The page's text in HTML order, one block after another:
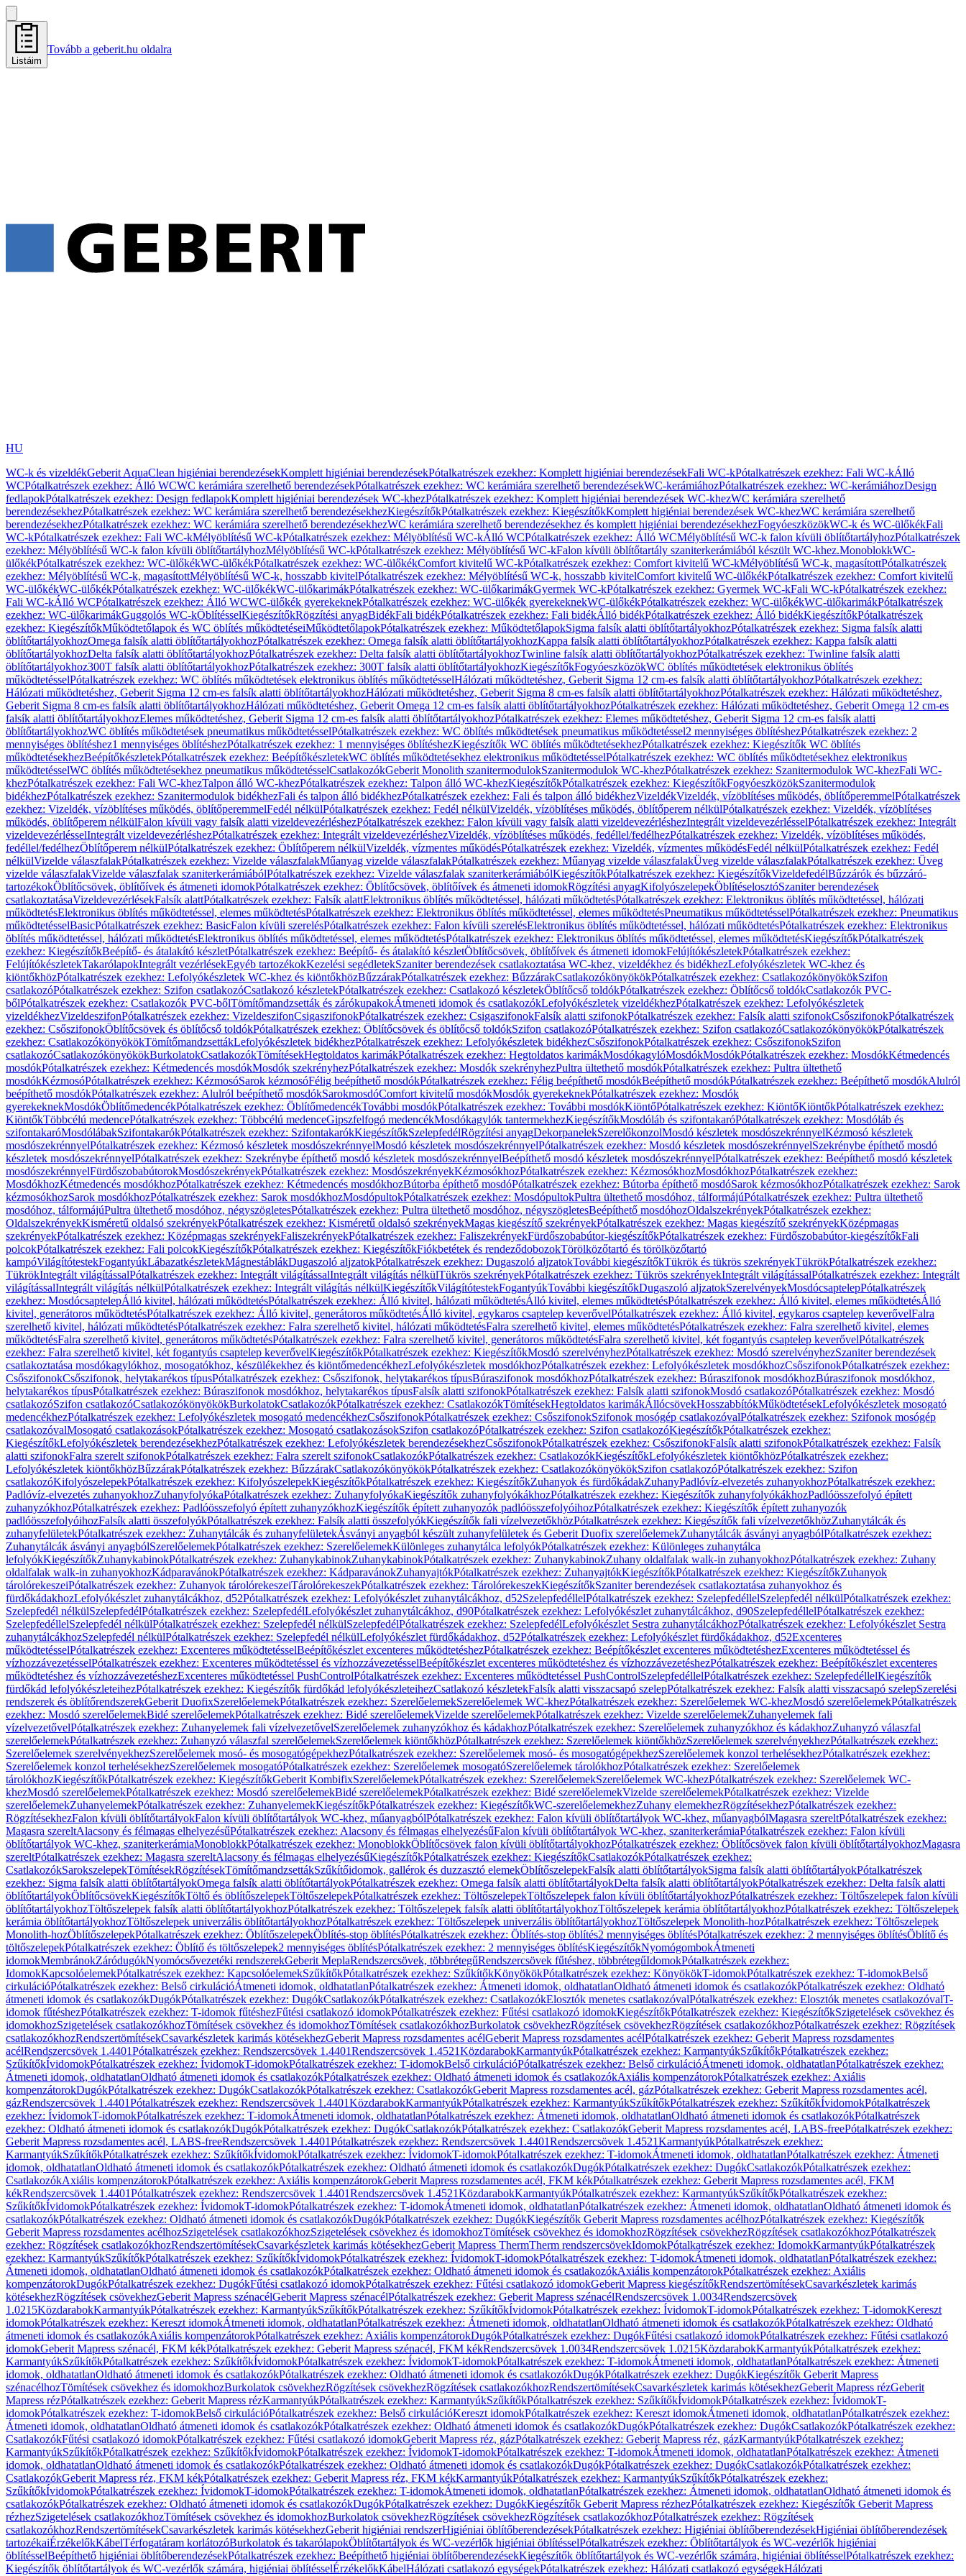
Listáim
Tovább a geberit.hu oldalra
HU
WC-k és vizeldékGeberit AquaClean higiéniai berendezésekKomplett higiéniai berendezésekPótalkatrészek ezekhez: Komplett higiéniai berendezésekFali WC-kPótalkatrészek ezekhez: Fali WC-kÁlló
WCPótalkatrészek ezekhez: Álló WCWC kerámiára szerelhető berendezésekPótalkatrészek ezekhez: WC kerámiára szerelhető berendezésekWC-kerámiáhozPótalkatrészek ezekhez: WC-kerámiáhozDesign
fedlapokPótalkatrészek ezekhez: Design fedlapokKomplett higiéniai berendezések WC-khezPótalkatrészek ezekhez: Komplett higiéniai berendezések WC-khezWC kerámiára szerelhető
berendezésekhezPótalkatrészek ezekhez: WC kerámiára szerelhető berendezésekhezKiegészítőkPótalkatrészek ezekhez: KiegészítőkKomplett higiéniai berendezések WC-khezWC kerámiára szerelhető
berendezésekhezPótalkatrészek ezekhez: WC kerámiára szerelhető berendezésekhezWC kerámiára szerelhető berendezésekhez és komplett higiéniai berendezésekhezFogyóeszközökWC-k és WC-ülőkékFali
WC-kPótalkatrészek ezekhez: Fali WC-kMélyöblítésű WC-kPótalkatrészek ezekhez: Mélyöblítésű WC-kÁlló WCPótalkatrészek ezekhez: Álló WCMélyöblítésű WC-k falon kívüli öblítőtartályhozPótalkatrészek
ezekhez: Mélyöblítésű WC-k falon kívüli öblítőtartályhozMélyöblítésű WC-kPótalkatrészek ezekhez: Mélyöblítésű WC-kFalon kívüli öblítőtartály szaniterkerámiából készült WC-khez.MonoblokkWC-
ülőkékPótalkatrészek ezekhez: WC-ülőkékWC-ülőkékPótalkatrészek ezekhez: WC-ülőkékComfort kivitelű WC-kPótalkatrészek ezekhez: Comfort kivitelű WC-kMélyöblítésű WC-k, magasítottPótalkatrészek
ezekhez: Mélyöblítésű WC-k, magasítottMélyöblítésű WC-k, hosszabb kivitelPótalkatrészek ezekhez: Mélyöblítésű WC-k, hosszabb kivitelComfort kivitelű WC-ülőkékPótalkatrészek ezekhez: Comfort kivitelű
WC-ülőkékWC-ülőkékPótalkatrészek ezekhez: WC-ülőkékWC-ülőkarimákPótalkatrészek ezekhez: WC-ülőkarimákGyermek WC-kPótalkatrészek ezekhez: Gyermek WC-kFali WC-kPótalkatrészek ezekhez:
Fali WC-kÁlló WCPótalkatrészek ezekhez: Álló WCWC-ülőkék gyerekeknekPótalkatrészek ezekhez: WC-ülőkék gyerekeknekWC-ülőkékPótalkatrészek ezekhez: WC-ülőkékWC-ülőkarimákPótalkatrészek
ezekhez: WC-ülőkarimákGuggolós WC-kÖblítésselKiegészítőkRögzítési anyagBidékFali bidékPótalkatrészek ezekhez: Fali bidékÁlló bidékPótalkatrészek ezekhez: Álló bidékKiegészítőkPótalkatrészek
ezekhez: KiegészítőkMűködtetőlapok és WC öblítés működtetéseiMűködtetőlapokPótalkatrészek ezekhez: MűködtetőlapokSigma falsík alatti öblítőtartályokhozPótalkatrészek ezekhez: Sigma falsík alatti
öblítőtartályokhozOmega falsík alatti öblítőtartályokhozPótalkatrészek ezekhez: Omega falsík alatti öblítőtartályokhozKappa falsík alatti öblítőtartályokhozPótalkatrészek ezekhez: Kappa falsík alatti
öblítőtartályokhozDelta falsík alatti öblítőtartályokhozPótalkatrészek ezekhez: Delta falsík alatti öblítőtartályokhozTwinline falsík alatti öblítőtartályokhozPótalkatrészek ezekhez: Twinline falsík alatti
öblítőtartályokhoz300T falsík alatti öblítőtartályokhozPótalkatrészek ezekhez: 300T falsík alatti öblítőtartályokhozKiegészítőkFogyóeszközökWC öblítés működtetések elektronikus öblítés
működtetésselPótalkatrészek ezekhez: WC öblítés működtetések elektronikus öblítés működtetésselHálózati működtetéshez, Geberit Sigma 12 cm-es falsík alatti öblítőtartályokhozPótalkatrészek ezekhez:
Hálózati működtetéshez, Geberit Sigma 12 cm-es falsík alatti öblítőtartályokhozHálózati működtetéshez, Geberit Sigma 8 cm-es falsík alatti öblítőtartályokhozPótalkatrészek ezekhez: Hálózati működtetéshez,
Geberit Sigma 8 cm-es falsík alatti öblítőtartályokhozHálózati működtetéshez, Geberit Omega 12 cm-es falsík alatti öblítőtartályokhozPótalkatrészek ezekhez: Hálózati működtetéshez, Geberit Omega 12 cm-es
falsík alatti öblítőtartályokhozElemes működtetéshez, Geberit Sigma 12 cm-es falsík alatti öblítőtartályokhozPótalkatrészek ezekhez: Elemes működtetéshez, Geberit Sigma 12 cm-es falsík alatti
öblítőtartályokhozWC öblítés működtetések pneumatikus működtetésselPótalkatrészek ezekhez: WC öblítés működtetések pneumatikus működtetéssel2 mennyiséges öblítéshezPótalkatrészek ezekhez: 2
mennyiséges öblítéshez1 mennyiséges öblítéshezPótalkatrészek ezekhez: 1 mennyiséges öblítéshezKiegészítők WC öblítés működtetésekhezPótalkatrészek ezekhez: Kiegészítők WC öblítés
működtetésekhezBeépítőkészletekPótalkatrészek ezekhez: BeépítőkészletekWC öblítés működtetésekhez elektronikus működtetésselPótalkatrészek ezekhez: WC öblítés működtetésekhez elektronikus
működtetésselWC öblítés működtetésekhez pneumatikus működtetésselCsatlakozókGeberit Monolith szanitermodulokSzanitermodulok WC-khezPótalkatrészek ezekhez: Szanitermodulok WC-khezFali WC-
khezPótalkatrészek ezekhez: Fali WC-khezTalpon álló WC-khezPótalkatrészek ezekhez: Talpon álló WC-khezKiegészítőkPótalkatrészek ezekhez: KiegészítőkFogyóeszközökSzanitermodulok
bidékhezPótalkatrészek ezekhez: Szanitermodulok bidékhezFali és talpon álló bidékhezPótalkatrészek ezekhez: Fali és talpon álló bidékhezVizeldékVizeldék, vízöblítéses működés, öblítőperemmelPótalkatrészek
ezekhez: Vizeldék, vízöblítéses működés, öblítőperemmelFedél nélkülPótalkatrészek ezekhez: Fedél nélkülVizeldék, vízöblítéses működés, öblítőperem nélkülPótalkatrészek ezekhez: Vizeldék, vízöblítéses
működés, öblítőperem nélkülFalon kívüli vagy falsík alatti vizeldevezérléshezPótalkatrészek ezekhez: Falon kívüli vagy falsík alatti vizeldevezérléshezIntegrált vizeldevezérlésselPótalkatrészek ezekhez: Integrált
vizeldevezérlésselIntegrált vizeldevezérléshezPótalkatrészek ezekhez: Integrált vizeldevezérléshezVizeldék, vízöblítéses működés, fedéllel/fedélhezPótalkatrészek ezekhez: Vizeldék, vízöblítéses működés,
fedéllel/fedélhezÖblítőperem nélkülPótalkatrészek ezekhez: Öblítőperem nélkülVizeldék, vízmentes működésPótalkatrészek ezekhez: Vizeldék, vízmentes működésFedél nélkülPótalkatrészek ezekhez: Fedél
nélkülVizelde válaszfalakPótalkatrészek ezekhez: Vizelde válaszfalakMűanyag vizelde válaszfalakPótalkatrészek ezekhez: Műanyag vizelde válaszfalakÜveg vizelde válaszfalakPótalkatrészek ezekhez: Üveg
vizelde válaszfalakVizelde válaszfalak szaniterkerámiábólPótalkatrészek ezekhez: Vizelde válaszfalak szaniterkerámiábólKiegészítőkPótalkatrészek ezekhez: KiegészítőkVizeldefedélBűzzárók és bűzzáró-
tartozékokÖblítőcsövek, öblítőívek és átmeneti idomokPótalkatrészek ezekhez: Öblítőcsövek, öblítőívek és átmeneti idomokRögzítési anyagKifolyószelepekÖblítéselosztóSzaniter berendezések
csatlakoztatásaVizeldevezérlésekFalsík alattPótalkatrészek ezekhez: Falsík alattElektronikus öblítés működtetéssel, hálózati működtetésPótalkatrészek ezekhez: Elektronikus öblítés működtetéssel, hálózati
működtetésElektronikus öblítés működtetéssel, elemes működtetésPótalkatrészek ezekhez: Elektronikus öblítés működtetéssel, elemes működtetésPneumatikus működtetésselPótalkatrészek ezekhez: Pneumatikus
működtetésselBasicPótalkatrészek ezekhez: BasicFalon kívüli szerelésPótalkatrészek ezekhez: Falon kívüli szerelésElektronikus öblítés működtetéssel, hálózati működtetésPótalkatrészek ezekhez: Elektronikus
öblítés működtetéssel, hálózati működtetésElektronikus öblítés működtetéssel, elemes működtetésPótalkatrészek ezekhez: Elektronikus öblítés működtetéssel, elemes működtetésKiegészítőkPótalkatrészek
ezekhez: KiegészítőkBeépítő- és átalakító készletPótalkatrészek ezekhez: Beépítő- és átalakító készletÖblítőcsövek, öblítőívek és átmeneti idomokFelújítókészletekPótalkatrészek ezekhez:
FelújítókészletekTakarólapokIntegrált vezérlésekEgyéb tartozékokKezelési segédletekSzaniter berendezések csatlakoztatása WC-khez, vizeldékhez és bidékhezLefolyókészletek WC-khez és
kiöntőkhözPótalkatrészek ezekhez: Lefolyókészletek WC-khez és kiöntőkhözBűzzárakPótalkatrészek ezekhez: BűzzárakCsatlakozókönyökökPótalkatrészek ezekhez: CsatlakozókönyökökSzifon
csatlakozóPótalkatrészek ezekhez: Szifon csatlakozóCsatlakozó készletekPótalkatrészek ezekhez: Csatlakozó készletekÖblítőcső toldókPótalkatrészek ezekhez: Öblítőcső toldókCsatlakozók PVC-
bőlPótalkatrészek ezekhez: Csatlakozók PVC-bőlTömítőmandzsetták és zárókupakokÁtmeneti idomok és csatlakozókLefolyókészletek vizeldékhezPótalkatrészek ezekhez: Lefolyókészletek
vizeldékhezVizeldeszifonPótalkatrészek ezekhez: VizeldeszifonCsigaszifonokPótalkatrészek ezekhez: CsigaszifonokFalsík alatti szifonokPótalkatrészek ezekhez: Falsík alatti szifonokCsőszifonokPótalkatrészek
ezekhez: CsőszifonokÖblítőcsövek és öblítőcső toldókPótalkatrészek ezekhez: Öblítőcsövek és öblítőcső toldókSzifon csatlakozóPótalkatrészek ezekhez: Szifon csatlakozóCsatlakozókönyökökPótalkatrészek
ezekhez: CsatlakozókönyökökTömítőmandzsettákLefolyókészletek bidékhezPótalkatrészek ezekhez: Lefolyókészletek bidékhezCsőszifonokPótalkatrészek ezekhez: CsőszifonokSzifon
csatlakozóCsatlakozókönyökökBurkolatokCsatlakozókTömítésekHegtoldatos karimákPótalkatrészek ezekhez: Hegtoldatos karimákMosdókagylóMosdókMosdókPótalkatrészek ezekhez: MosdókKétmedencés
mosdókPótalkatrészek ezekhez: Kétmedencés mosdókMosdók szekrényhezPótalkatrészek ezekhez: Mosdók szekrényhezPultra ültethető mosdókPótalkatrészek ezekhez: Pultra ültethető
mosdókKézmosóPótalkatrészek ezekhez: KézmosóSarok kézmosóFélig beépíthető mosdókPótalkatrészek ezekhez: Félig beépíthető mosdókBeépíthető mosdókPótalkatrészek ezekhez: Beépíthető mosdókAlulról
beépíthető mosdókPótalkatrészek ezekhez: Alulról beépíthető mosdókSarokmosdóComfort kivitelű mosdókMosdók gyerekeknekPótalkatrészek ezekhez: Mosdók
gyerekeknekMosdókÖblítőmedencékPótalkatrészek ezekhez: ÖblítőmedencékTovábbi mosdókPótalkatrészek ezekhez: További mosdókKiöntőPótalkatrészek ezekhez: KiöntőKiöntőkPótalkatrészek ezekhez:
KiöntőkTöbbcélú medencePótalkatrészek ezekhez: Többcélú medenceGipszfelfogó medencékMosdókagylók tantermekhezKiegészítőkMosdóláb és szifontakaróPótalkatrészek ezekhez: Mosdóláb és
szifontakaróMosdólábakSzifontakarókPótalkatrészek ezekhez: SzifontakarókKiegészítőkSzelepfedélRögzítési anyagDekorpanelekSzerelőkonzolMosdó készletek mosdószekrénnyelKézmosó készletek
mosdószekrénnyelPótalkatrészek ezekhez: Kézmosó készletek mosdószekrénnyelMosdó készletek mosdószekrénnyelPótalkatrészek ezekhez: Mosdó készletek mosdószekrénnyelSzekrénybe építhető mosdó
készletek mosdószekrénnyelPótalkatrészek ezekhez: Szekrénybe építhető mosdó készletek mosdószekrénnyelBeépíthető mosdó készletek mosdószekrénnyelPótalkatrészek ezekhez: Beépíthető mosdó készletek
mosdószekrénnyelFürdőszobabútorokMosdószekrényekPótalkatrészek ezekhez: MosdószekrényekKézmosókhozPótalkatrészek ezekhez: KézmosókhozMosdókhozPótalkatrészek ezekhez:
MosdókhozKétmedencés mosdókhozPótalkatrészek ezekhez: Kétmedencés mosdókhozBútorba építhető mosdóPótalkatrészek ezekhez: Bútorba építhető mosdóSarok kézmosókhozPótalkatrészek ezekhez: Sarok
kézmosókhozSarok mosdókhozPótalkatrészek ezekhez: Sarok mosdókhozMosdópultokPótalkatrészek ezekhez: MosdópultokPultra ültethető mosdóhoz, tálformájúPótalkatrészek ezekhez: Pultra ültethető
mosdóhoz, tálformájúPultra ültethető mosdóhoz, négyszögletesPótalkatrészek ezekhez: Pultra ültethető mosdóhoz, négyszögletesBeépíthető mosdóhozOldalszekrényekPótalkatrészek ezekhez:
OldalszekrényekKisméretű oldalsó szekrényekPótalkatrészek ezekhez: Kisméretű oldalsó szekrényekMagas kiegészítő szekrényekPótalkatrészek ezekhez: Magas kiegészítő szekrényekKözépmagas
szekrényekPótalkatrészek ezekhez: Középmagas szekrényekFaliszekrényekPótalkatrészek ezekhez: FaliszekrényekFürdőszobabútor-kiegészítőkPótalkatrészek ezekhez: Fürdőszobabútor-kiegészítőkFali
polcokPótalkatrészek ezekhez: Fali polcokKiegészítőkPótalkatrészek ezekhez: KiegészítőkFiókbetétek és rendeződobozokTörölközőtartó és törölközőtartó
kampóVilágítótestekFogantyúkLábazatkészletekMágnestáblákDugaszoló aljzatokPótalkatrészek ezekhez: Dugaszoló aljzatokTovábbi kiegészítőkTükrök és tükrös szekrényekTükrökPótalkatrészek ezekhez:
TükrökIntegrált világítássalPótalkatrészek ezekhez: Integrált világítássalIntegrált világítás nélkülTükrös szekrényekPótalkatrészek ezekhez: Tükrös szekrényekIntegrált világítássalPótalkatrészek ezekhez: Integrált
világítássalIntegrált világítás nélkülPótalkatrészek ezekhez: Integrált világítás nélkülKiegészítőkVilágítótestekFogantyúkTovábbi kiegészítőkDugaszoló aljzatokSzerelvényekMosdócsaptelepPótalkatrészek
ezekhez: MosdócsaptelepÁlló kivitel, hálózati működtetésPótalkatrészek ezekhez: Álló kivitel, hálózati működtetésÁlló kivitel, elemes működtetésPótalkatrészek ezekhez: Álló kivitel, elemes működtetésÁlló
kivitel, generátoros működtetésPótalkatrészek ezekhez: Álló kivitel, generátoros működtetésÁlló kivitel, egykaros csaptelep keverővelPótalkatrészek ezekhez: Álló kivitel, egykaros csaptelep keverővelFalra
szerelhető kivitel, hálózati működtetésPótalkatrészek ezekhez: Falra szerelhető kivitel, hálózati működtetésFalra szerelhető kivitel, elemes működtetésPótalkatrészek ezekhez: Falra szerelhető kivitel, elemes
működtetésFalra szerelhető kivitel, generátoros működtetésPótalkatrészek ezekhez: Falra szerelhető kivitel, generátoros működtetésFalra szerelhető kivitel, két fogantyús csaptelep keverővelPótalkatrészek
ezekhez: Falra szerelhető kivitel, két fogantyús csaptelep keverővelKiegészítőkPótalkatrészek ezekhez: KiegészítőkMosdó szerelvényhezPótalkatrészek ezekhez: Mosdó szerelvényhezSzaniter berendezések
csatlakoztatása mosdókagylókhoz, mosogatókhoz, készülékekhez és kiöntőmedencékhezLefolyókészletek mosdókhozPótalkatrészek ezekhez: Lefolyókészletek mosdókhozCsőszifonokPótalkatrészek ezekhez:
CsőszifonokCsőszifonok, helytakarékos típusPótalkatrészek ezekhez: Csőszifonok, helytakarékos típusBúraszifonok mosdókhozPótalkatrészek ezekhez: Búraszifonok mosdókhozBúraszifonok mosdókhoz,
helytakarékos típusPótalkatrészek ezekhez: Búraszifonok mosdókhoz, helytakarékos típusFalsík alatti szifonokPótalkatrészek ezekhez: Falsík alatti szifonokMosdó csatlakozóPótalkatrészek ezekhez: Mosdó
csatlakozóSzifon csatlakozóCsatlakozókönyökökBurkolatokCsatlakozókPótalkatrészek ezekhez: CsatlakozókTömítésekHegtoldatos karimákÁllócsövekHosszabbítókMűködtetésekLefolyókészletek mosogató
medencékhezPótalkatrészek ezekhez: Lefolyókészletek mosogató medencékhezCsőszifonokPótalkatrészek ezekhez: CsőszifonokSzifonok mosógép csatlakozóvalPótalkatrészek ezekhez: Szifonok mosógép
csatlakozóvalMosogató csatlakozásokPótalkatrészek ezekhez: Mosogató csatlakozásokSzifon csatlakozóPótalkatrészek ezekhez: Szifon csatlakozóKiegészítőkPótalkatrészek ezekhez:
KiegészítőkLefolyókészletek berendezésekhezPótalkatrészek ezekhez: Lefolyókészletek berendezésekhezCsőszifonokPótalkatrészek ezekhez: CsőszifonokFalsík alatti szifonokPótalkatrészek ezekhez: Falsík
alatti szifonokFalra szerelt szifonokPótalkatrészek ezekhez: Falra szerelt szifonokCsatlakozókPótalkatrészek ezekhez: CsatlakozókKiegészítőkLefolyókészletek kiöntőkhözPótalkatrészek ezekhez:
Lefolyókészletek kiöntőkhözBűzzárakPótalkatrészek ezekhez: BűzzárakCsatlakozókönyökökPótalkatrészek ezekhez: CsatlakozókönyökökSzifon csatlakozóPótalkatrészek ezekhez: Szifon
csatlakozóKifolyószelepekPótalkatrészek ezekhez: KifolyószelepekKiegészítőkPótalkatrészek ezekhez: KiegészítőkZuhanyok és fürdőkádakZuhanyPadlóvíz-elvezetés zuhanyokhozPótalkatrészek ezekhez:
Padlóvíz-elvezetés zuhanyokhozZuhanyfolyókaPótalkatrészek ezekhez: ZuhanyfolyókaKiegészítők zuhanyfolyókákhozPótalkatrészek ezekhez: Kiegészítők zuhanyfolyókákhozPadlóösszefolyó épített
zuhanyzókhozPótalkatrészek ezekhez: Padlóösszefolyó épített zuhanyzókhozKiegészítők épített zuhanyozók padlóösszefolyóihozPótalkatrészek ezekhez: Kiegészítők épített zuhanyozók
padlóösszefolyóihozFalsík alatti összefolyókPótalkatrészek ezekhez: Falsík alatti összefolyókKiegészítők fali vízelvezetőkhözPótalkatrészek ezekhez: Kiegészítők fali vízelvezetőkhözZuhanytálcák és
zuhanyfelületekPótalkatrészek ezekhez: Zuhanytálcák és zuhanyfelületekÁsványi anyagból készült zuhanyfelületek és Geberit Duofix szerelőelemekZuhanytálcák ásványi anyagbólPótalkatrészek ezekhez:
Zuhanytálcák ásványi anyagbólSzerelőelemekPótalkatrészek ezekhez: SzerelőelemekKülönleges zuhanytálca lefolyókPótalkatrészek ezekhez: Különleges zuhanytálca
lefolyókKiegészítőkZuhanykabinokPótalkatrészek ezekhez: ZuhanykabinokZuhanykabinokPótalkatrészek ezekhez: ZuhanykabinokZuhany oldalfalak walk-in zuhanyokhozPótalkatrészek ezekhez: Zuhany
oldalfalak walk-in zuhanyokhozKádparavánokPótalkatrészek ezekhez: KádparavánokZuhanyajtókPótalkatrészek ezekhez: ZuhanyajtókKiegészítőkPótalkatrészek ezekhez: KiegészítőkZuhanyok
tárolórekeszeiPótalkatrészek ezekhez: Zuhanyok tárolórekeszeiTárolórekeszekPótalkatrészek ezekhez: TárolórekeszekKiegészítőkSzaniter berendezések csatlakoztatása zuhanyokhoz és
fürdőkádakhozLefolyókészlet zuhanytálcákhoz, d52Pótalkatrészek ezekhez: Lefolyókészlet zuhanytálcákhoz, d52SzelepfedéllelPótalkatrészek ezekhez: SzelepfedéllelSzelepfedél nélkülPótalkatrészek ezekhez:
Szelepfedél nélkülSzelepfedélPótalkatrészek ezekhez: SzelepfedélLefolyókészlet zuhanytálcákhoz, d90Pótalkatrészek ezekhez: Lefolyókészlet zuhanytálcákhoz, d90SzelepfedéllelPótalkatrészek ezekhez:
SzelepfedéllelSzelepfedél nélkülPótalkatrészek ezekhez: Szelepfedél nélkülSzelepfedélPótalkatrészek ezekhez: SzelepfedélLefolyókészlet Sestra zuhanytálcákhozPótalkatrészek ezekhez: Lefolyókészlet Sestra
zuhanytálcákhozSzelepfedél nélkülPótalkatrészek ezekhez: Szelepfedél nélkülLefolyókészlet fürdőkádakhoz, d52Pótalkatrészek ezekhez: Lefolyókészlet fürdőkádakhoz, d52Excenteres
működtetésselPótalkatrészek ezekhez: Excenteres működtetésselBeépítőkészlet excenteres működtetéshezPótalkatrészek ezekhez: Beépítőkészlet excenteres működtetéshezExcenteres működtetéssel és
vízhozzávezetésselPótalkatrészek ezekhez: Excenteres működtetéssel és vízhozzávezetésselBeépítőkészlet excenteres működtetéshez és vízhozzávezetéshezPótalkatrészek ezekhez: Beépítőkészlet excenteres
működtetéshez és vízhozzávezetéshezExcenteres működtetéssel PushControlPótalkatrészek ezekhez: Excenteres működtetéssel PushControlSzelepfedéllelPótalkatrészek ezekhez: SzelepfedéllelKiegészítők
fürdőkád lefolyókészleteihezPótalkatrészek ezekhez: Kiegészítők fürdőkád lefolyókészleteihezCsatlakozó készletekFalsík alatti visszacsapó szelepPótalkatrészek ezekhez: Falsík alatti visszacsapó szelepSzerelési
rendszerek és öblítőrendszerekGeberit DuofixSzerelőelemekPótalkatrészek ezekhez: SzerelőelemekSzerelőelemek WC-khezPótalkatrészek ezekhez: Szerelőelemek WC-khezMosdó szerelőelemekPótalkatrészek
ezekhez: Mosdó szerelőelemekBidé szerelőelemekPótalkatrészek ezekhez: Bidé szerelőelemekVizelde szerelőelemekPótalkatrészek ezekhez: Vizelde szerelőelemekZuhanyelemek fali
vízelvezetővelPótalkatrészek ezekhez: Zuhanyelemek fali vízelvezetővelSzerelőelemek zuhanyzókhoz és kádakhozPótalkatrészek ezekhez: Szerelőelemek zuhanyzókhoz és kádakhozZuhanyzó válaszfal
szerelőelemekPótalkatrészek ezekhez: Zuhanyzó válaszfal szerelőelemekSzerelőelemek kiöntőkhözPótalkatrészek ezekhez: Szerelőelemek kiöntőkhözSzerelőelemek szerelvényekhezPótalkatrészek ezekhez:
Szerelőelemek szerelvényekhezSzerelőelemek mosó- és mosogatógépekhezPótalkatrészek ezekhez: Szerelőelemek mosó- és mosogatógépekhezSzerelőelemek konzol terhelésekhezPótalkatrészek ezekhez:
Szerelőelemek konzol terhelésekhezSzerelőelemek mosogatóPótalkatrészek ezekhez: Szerelőelemek mosogatóSzerelőelemek tárolókhozPótalkatrészek ezekhez: Szerelőelemek
tárolókhozKiegészítőkPótalkatrészek ezekhez: KiegészítőkGeberit KombifixSzerelőelemekPótalkatrészek ezekhez: SzerelőelemekSzerelőelemek WC-khezPótalkatrészek ezekhez: Szerelőelemek WC-
khezMosdó szerelőelemekPótalkatrészek ezekhez: Mosdó szerelőelemekBidé szerelőelemekPótalkatrészek ezekhez: Bidé szerelőelemekVizelde szerelőelemekPótalkatrészek ezekhez: Vizelde
szerelőelemekZuhanyelemekPótalkatrészek ezekhez: ZuhanyelemekKiegészítőkPótalkatrészek ezekhez: KiegészítőkWC-szerelőelemekhezZuhany elemekhezRögzítésekhezPótalkatrészek ezekhez:
RögzítésekhezFalon kívüli öblítőtartályokFalon kívüli öblítőtartályok WC-khez, műanyagbólPótalkatrészek ezekhez: Falon kívüli öblítőtartályok WC-khez, műanyagbólMagasra szereltPótalkatrészek ezekhez:
Magasra szereltAlacsony és félmagas elhelyezésűPótalkatrészek ezekhez: Alacsony és félmagas elhelyezésűFalon kívüli öblítőtartályok WC-khez, szaniterkerámiaPótalkatrészek ezekhez: Falon kívüli
öblítőtartályok WC-khez, szaniterkerámiaMonoblokkPótalkatrészek ezekhez: MonoblokkÖblítőcsövek falon kívüli öblítőtartályokhozPótalkatrészek ezekhez: Öblítőcsövek falon kívüli öblítőtartályokhozMagasra
szereltPótalkatrészek ezekhez: Magasra szereltAlacsony és félmagas elhelyezésűKiegészítőkPótalkatrészek ezekhez: KiegészítőkCsatlakozókPótalkatrészek ezekhez:
CsatlakozókSarokszelepekTömítésekRögzítésekTömítőmandzsettákSzűkítőidomok, gallérok és duzzasztó elemekÖblítőszelepekFalsík alatti öblítőtartályokSigma falsík alatti öblítőtartályokPótalkatrészek
ezekhez: Sigma falsík alatti öblítőtartályokOmega falsík alatti öblítőtartályokPótalkatrészek ezekhez: Omega falsík alatti öblítőtartályokDelta falsík alatti öblítőtartályokPótalkatrészek ezekhez: Delta falsík alatti
öblítőtartályokÖblítőcsövekKiegészítőkTöltő és öblítőszelepekTöltőszelepekPótalkatrészek ezekhez: TöltőszelepekTöltőszelepek falon kívüli öblítőtartályokhozPótalkatrészek ezekhez: Töltőszelepek falon kívüli
öblítőtartályokhozTöltőszelepek falsík alatti öblítőtartályokhozPótalkatrészek ezekhez: Töltőszelepek falsík alatti öblítőtartályokhozTöltőszelepek kerámia öblítőtartályokhozPótalkatrészek ezekhez: Töltőszelepek
kerámia öblítőtartályokhozTöltőszelepek univerzális öblítőtartályokhozPótalkatrészek ezekhez: Töltőszelepek univerzális öblítőtartályokhozTöltőszelepek Monolith-hozPótalkatrészek ezekhez: Töltőszelepek
Monolith-hozÖblítőszelepekPótalkatrészek ezekhez: ÖblítőszelepekÖblítés-stop öblítésPótalkatrészek ezekhez: Öblítés-stop öblítés2 mennyiséges öblítésPótalkatrészek ezekhez: 2 mennyiséges öblítésÖblítő és
töltőszelepekPótalkatrészek ezekhez: Öblítő és töltőszelepek2 mennyiséges öblítésPótalkatrészek ezekhez: 2 mennyiséges öblítésKiegészítőkNyomógombokÁtmeneti
idomokMembránokZáródugókNyomócsővezetéki rendszerekGeberit MeplaRendszercsövek, többrétegűRendszercsövek fűtéshez, többrétegűIdomokPótalkatrészek ezekhez:
IdomokKapcsolóelemekPótalkatrészek ezekhez: KapcsolóelemekSzűkítőkPótalkatrészek ezekhez: SzűkítőkKönyökökPótalkatrészek ezekhez: KönyökökT-idomokPótalkatrészek ezekhez: T-idomokBelső
cirkulációPótalkatrészek ezekhez: Belső cirkulációÁtmeneti idomok, oldhatatlanPótalkatrészek ezekhez: Átmeneti idomok, oldhatatlanOldható átmeneti idomok és csatlakozókPótalkatrészek ezekhez: Oldható
átmeneti idomok és csatlakozókDugókPótalkatrészek ezekhez: DugókCsatlakozókPótalkatrészek ezekhez: CsatlakozókElosztók menetes csatlakozóvalPótalkatrészek ezekhez: Elosztók menetes csatlakozóvalT-
idomok fűtéshezPótalkatrészek ezekhez: T-idomok fűtéshezFűtési csatlakozó idomokPótalkatrészek ezekhez: Fűtési csatlakozó idomokKiegészítőkPótalkatrészek ezekhez: KiegészítőkSzigetelések csövekhez és
idomokhozSzigetelések csatlakozókhozTömítések csövekhez és idomokhozTömítések csatlakozókhozBurkolatok csövekhezRögzítések csövekhezRögzítések csatlakozókhozPótalkatrészek ezekhez: Rögzítések
csatlakozókhozRendszertömítésekCsavarkészletek karimás kötésekhezGeberit Mapress rozsdamentes acélGeberit Mapress rozsdamentes acélPótalkatrészek ezekhez: Geberit Mapress rozsdamentes
acélRendszercsövek 1.4401Pótalkatrészek ezekhez: Rendszercsövek 1.4401Rendszercsövek 1.4521KözdarabokKarmantyúkPótalkatrészek ezekhez: KarmantyúkSzűkítőkPótalkatrészek ezekhez:
SzűkítőkÍvidomokPótalkatrészek ezekhez: ÍvidomokT-idomokPótalkatrészek ezekhez: T-idomokBelső cirkulációPótalkatrészek ezekhez: Belső cirkulációÁtmeneti idomok, oldhatatlanPótalkatrészek ezekhez:
Átmeneti idomok, oldhatatlanOldható átmeneti idomok és csatlakozókPótalkatrészek ezekhez: Oldható átmeneti idomok és csatlakozókAxiális kompenzátorokPótalkatrészek ezekhez: Axiális
kompenzátorokDugókPótalkatrészek ezekhez: DugókCsatlakozókPótalkatrészek ezekhez: CsatlakozókGeberit Mapress rozsdamentes acél, gázPótalkatrészek ezekhez: Geberit Mapress rozsdamentes acél,
gázRendszercsövek 1.4401Pótalkatrészek ezekhez: Rendszercsövek 1.4401KözdarabokKarmantyúkPótalkatrészek ezekhez: KarmantyúkSzűkítőkPótalkatrészek ezekhez: SzűkítőkÍvidomokPótalkatrészek
ezekhez: ÍvidomokT-idomokPótalkatrészek ezekhez: T-idomokÁtmeneti idomok, oldhatatlanPótalkatrészek ezekhez: Átmeneti idomok, oldhatatlanOldható átmeneti idomok és csatlakozókPótalkatrészek
ezekhez: Oldható átmeneti idomok és csatlakozókDugókPótalkatrészek ezekhez: DugókCsatlakozókPótalkatrészek ezekhez: CsatlakozókGeberit Mapress rozsdamentes acél, LABS-freePótalkatrészek ezekhez:
Geberit Mapress rozsdamentes acél, LABS-freeRendszercsövek 1.4401Pótalkatrészek ezekhez: Rendszercsövek 1.4401Rendszercsövek 1.4521KarmantyúkPótalkatrészek ezekhez:
KarmantyúkSzűkítőkPótalkatrészek ezekhez: SzűkítőkÍvidomokPótalkatrészek ezekhez: ÍvidomokT-idomokPótalkatrészek ezekhez: T-idomokÁtmeneti idomok, oldhatatlanPótalkatrészek ezekhez: Átmeneti
idomok, oldhatatlanOldható átmeneti idomok és csatlakozókPótalkatrészek ezekhez: Oldható átmeneti idomok és csatlakozókDugókPótalkatrészek ezekhez: DugókCsatlakozókPótalkatrészek ezekhez:
CsatlakozókAxiális kompenzátorokPótalkatrészek ezekhez: Axiális kompenzátorokGeberit Mapress rozsdamentes acél, FKM kékPótalkatrészek ezekhez: Geberit Mapress rozsdamentes acél, FKM
kékRendszercsövek 1.4401Pótalkatrészek ezekhez: Rendszercsövek 1.4401Rendszercsövek 1.4521KözdarabokKarmantyúkPótalkatrészek ezekhez: KarmantyúkSzűkítőkPótalkatrészek ezekhez:
SzűkítőkÍvidomokPótalkatrészek ezekhez: ÍvidomokT-idomokPótalkatrészek ezekhez: T-idomokÁtmeneti idomok, oldhatatlanPótalkatrészek ezekhez: Átmeneti idomok, oldhatatlanOldható átmeneti idomok és
csatlakozókPótalkatrészek ezekhez: Oldható átmeneti idomok és csatlakozókDugókPótalkatrészek ezekhez: DugókKiegészítők Geberit Mapress rozsdamentes acélhozPótalkatrészek ezekhez: Kiegészítők
Geberit Mapress rozsdamentes acélhozSzigetelések csatlakozókhozSzigetelések csövekhez és idomokhozTömítések csövekhez és idomokhozRögzítések csövekhezRögzítések csatlakozókhozPótalkatrészek
ezekhez: Rögzítések csatlakozókhozRendszertömítésekCsavarkészletek karimás kötésekhezGeberit Mapress ThermTherm rendszercsövekIdomokPótalkatrészek ezekhez: IdomokKarmantyúkPótalkatrészek
ezekhez: KarmantyúkSzűkítőkPótalkatrészek ezekhez: SzűkítőkÍvidomokPótalkatrészek ezekhez: ÍvidomokT-idomokPótalkatrészek ezekhez: T-idomokÁtmeneti idomok, oldhatatlanPótalkatrészek ezekhez:
Átmeneti idomok, oldhatatlanOldható átmeneti idomok és csatlakozókPótalkatrészek ezekhez: Oldható átmeneti idomok és csatlakozókAxiális kompenzátorokPótalkatrészek ezekhez: Axiális
kompenzátorokDugókPótalkatrészek ezekhez: DugókFűtési csatlakozó idomokPótalkatrészek ezekhez: Fűtési csatlakozó idomokGeberit Mapress kiegészítőkRendszertömítésekCsavarkészletek karimás
kötésekhezRögzítések csövekhezGeberit Mapress szénacélGeberit Mapress szénacélPótalkatrészek ezekhez: Geberit Mapress szénacélRendszercsövek 1.0034Rendszercsövek
1.0215KözdarabokKarmantyúkPótalkatrészek ezekhez: KarmantyúkSzűkítőkPótalkatrészek ezekhez: SzűkítőkÍvidomokPótalkatrészek ezekhez: ÍvidomokT-idomokPótalkatrészek ezekhez: T-idomokKereszt
idomokPótalkatrészek ezekhez: Kereszt idomokÁtmeneti idomok, oldhatatlanPótalkatrészek ezekhez: Átmeneti idomok, oldhatatlanOldható átmeneti idomok és csatlakozókPótalkatrészek ezekhez: Oldható
átmeneti idomok és csatlakozókAxiális kompenzátorokPótalkatrészek ezekhez: Axiális kompenzátorokDugókPótalkatrészek ezekhez: DugókFűtési csatlakozó idomokPótalkatrészek ezekhez: Fűtési csatlakozó
idomokGeberit Mapress szénacél, FKM kékPótalkatrészek ezekhez: Geberit Mapress szénacél, FKM kékRendszercsövek 1.0034Rendszercsövek 1.0215KözdarabokKarmantyúkPótalkatrészek ezekhez:
KarmantyúkSzűkítőkPótalkatrészek ezekhez: SzűkítőkÍvidomokPótalkatrészek ezekhez: ÍvidomokT-idomokPótalkatrészek ezekhez: T-idomokÁtmeneti idomok, oldhatatlanPótalkatrészek ezekhez: Átmeneti
idomok, oldhatatlanOldható átmeneti idomok és csatlakozókPótalkatrészek ezekhez: Oldható átmeneti idomok és csatlakozókDugókPótalkatrészek ezekhez: DugókKiegészítők Geberit Mapress
szénacélhozTömítések csövekhez és idomokhozBurkolatok csövekhezRögzítések csövekhezRögzítések csatlakozókhozRendszertömítésekCsavarkészletek karimás kötésekhezGeberit Mapress rézGeberit
Mapress rézPótalkatrészek ezekhez: Geberit Mapress rézKarmantyúkPótalkatrészek ezekhez: KarmantyúkSzűkítőkPótalkatrészek ezekhez: SzűkítőkÍvidomokPótalkatrészek ezekhez: ÍvidomokT-
idomokPótalkatrészek ezekhez: T-idomokBelső cirkulációPótalkatrészek ezekhez: Belső cirkulációKereszt idomokPótalkatrészek ezekhez: Kereszt idomokÁtmeneti idomok, oldhatatlanPótalkatrészek ezekhez:
Átmeneti idomok, oldhatatlanOldható átmeneti idomok és csatlakozókPótalkatrészek ezekhez: Oldható átmeneti idomok és csatlakozókDugókPótalkatrészek ezekhez: DugókCsatlakozókPótalkatrészek ezekhez:
CsatlakozókFűtési csatlakozó idomokPótalkatrészek ezekhez: Fűtési csatlakozó idomokGeberit Mapress réz, gázPótalkatrészek ezekhez: Geberit Mapress réz, gázKarmantyúkPótalkatrészek ezekhez:
KarmantyúkSzűkítőkPótalkatrészek ezekhez: SzűkítőkÍvidomokPótalkatrészek ezekhez: ÍvidomokT-idomokPótalkatrészek ezekhez: T-idomokÁtmeneti idomok, oldhatatlanPótalkatrészek ezekhez: Átmeneti
idomok, oldhatatlanOldható átmeneti idomok és csatlakozókPótalkatrészek ezekhez: Oldható átmeneti idomok és csatlakozókDugókPótalkatrészek ezekhez: DugókCsatlakozókPótalkatrészek ezekhez:
CsatlakozókGeberit Mapress réz, FKM kékPótalkatrészek ezekhez: Geberit Mapress réz, FKM kékKarmantyúkPótalkatrészek ezekhez: KarmantyúkSzűkítőkPótalkatrészek ezekhez:
SzűkítőkÍvidomokPótalkatrészek ezekhez: ÍvidomokT-idomokPótalkatrészek ezekhez: T-idomokÁtmeneti idomok, oldhatatlanPótalkatrészek ezekhez: Átmeneti idomok, oldhatatlanOldható átmeneti idomok és
csatlakozókPótalkatrészek ezekhez: Oldható átmeneti idomok és csatlakozókDugókPótalkatrészek ezekhez: DugókKiegészítők Geberit Mapress rézhezPótalkatrészek ezekhez: Kiegészítők Geberit Mapress
rézhezSzigetelések csatlakozókhozTömítések csövekhez és idomokhozBurkolatok csövekhezRögzítések csövekhezRögzítések csatlakozókhozPótalkatrészek ezekhez: Rögzítések
csatlakozókhozRendszertömítésekCsavarkészletek karimás kötésekhezGeberit higiéniai rendszerHigiéniai öblítőberendezésekPótalkatrészek ezekhez: Higiéniai öblítőberendezésekHigiéniai öblítőberendezések
tartozékaiÉrzékelőkKábelTérfogatáram korlátozóBurkolatok és takarólapokÖblítőtartályok és WC-vezérlők higiéniai öblítésselPótalkatrészek ezekhez: Öblítőtartályok és WC-vezérlők higiéniai
öblítésselBeépíthető higiéniai öblítőberendezésekPótalkatrészek ezekhez: Beépíthető higiéniai öblítőberendezésekKiegészítők öblítőtartályok és WC-vezérlők számára, higiéniai öblítésselPótalkatrészek ezekhez:
Kiegészítők öblítőtartályok és WC-vezérlők számára, higiéniai öblítésselÉrzékelőkKábelHálózati csatlakozó egységekPótalkatrészek ezekhez: Hálózati csatlakozó egységekHálózati